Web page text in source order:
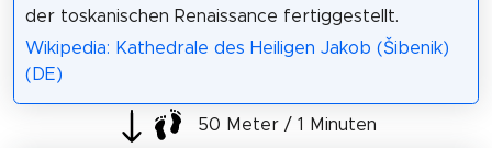
der toskanischen Renaissance fertiggestellt.
Wikipedia: Kathedrale des Heiligen Jakob (Šibenik)
(DE)
50 Meter / 1 Minuten